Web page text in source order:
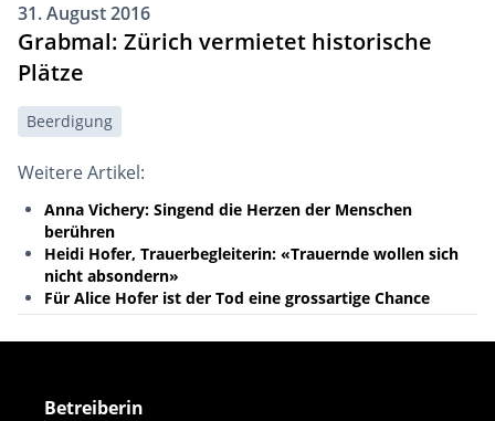
31. August 2016
Grabmal: Zürich vermietet historische
Plätze
Beerdigung
Weitere Artikel:
Anna Vichery: Singend die Herzen der Menschen
berühren
Heidi Hofer, Trauerbegleiterin: «Trauernde wollen sich
nicht absondern»
Für Alice Hofer ist der Tod eine grossartige Chance
Betreiberin